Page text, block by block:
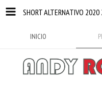
SHORT ALTERNATIVO
INICIO